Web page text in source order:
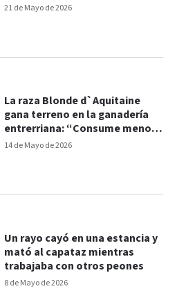
21 de Mayo de 2026
14 de Mayo de 2026
La raza Blonde d`Aquitaine
gana terreno en la ganadería
entrerriana: “Consume menos
y rinde más”
8 de Mayo de 2026
Un rayo cayó en una estancia y
mató al capataz mientras
trabajaba con otros peones